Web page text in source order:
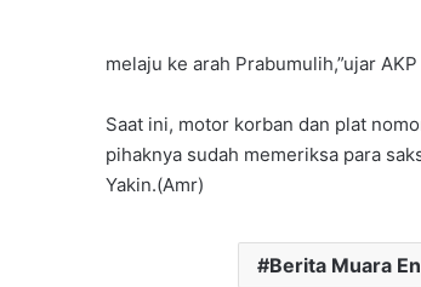
melaju ke arah Prabumulih,”ujar AKP
Saat ini, motor korban dan plat
pihaknya sudah memeriksa para
Yakin.(Amr)
Berita Muara